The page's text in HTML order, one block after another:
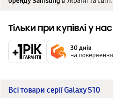
Тільки при купівлі у нас
Всі товари серії Galaxy S10